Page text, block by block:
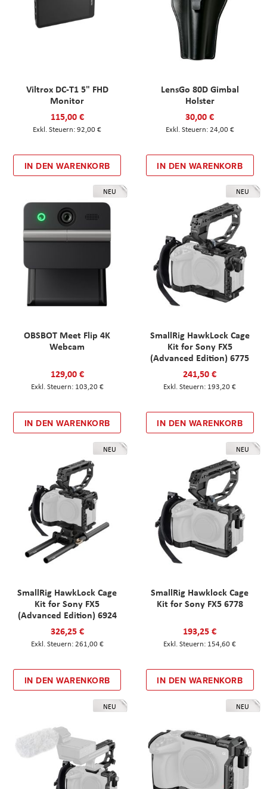
Viltrox DC-T1 5" FHD
Monitor
115,00 €
92,00 €
IN DEN WARENKORB
LensGo 80D Gimbal
Holster
30,00 €
24,00 €
IN DEN WARENKORB
NEU
OBSBOT Meet Flip 4K
Webcam
129,00 €
103,20 €
IN DEN WARENKORB
NEU
SmallRig HawkLock Cage
Kit for Sony FX5
(Advanced Edition) 6775
241,50 €
193,20 €
IN DEN WARENKORB
NEU
SmallRig HawkLock Cage
Kit for Sony FX5
(Advanced Edition) 6924
326,25 €
261,00 €
IN DEN WARENKORB
NEU
SmallRig Hawklock Cage
Kit for Sony FX5 6778
193,25 €
154,60 €
IN DEN WARENKORB
NEU NEU